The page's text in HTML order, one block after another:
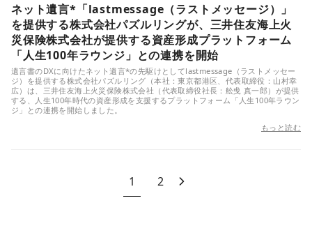
ネット遺言*「lastmessage（ラストメッセージ）」
を提供する株式会社パズルリングが、三井住友海上火
災保険株式会社が提供する資産形成プラットフォーム
「人生100年ラウンジ」との連携を開始
遺言書のDXに向けたネット遺言*の先駆けとしてlastmessage（ラストメッセー
ジ）を提供する株式会社パズルリング（本社：東京都港区、代表取締役：山村幸
広）は、三井住友海上火災保険株式会社（代表取締役社長：舩曵 真一郎）が提供
する、人生100年時代の資産形成を支援するプラットフォーム「人生100年ラウン
ジ」との連携を開始しました。
もっと読む
1 2